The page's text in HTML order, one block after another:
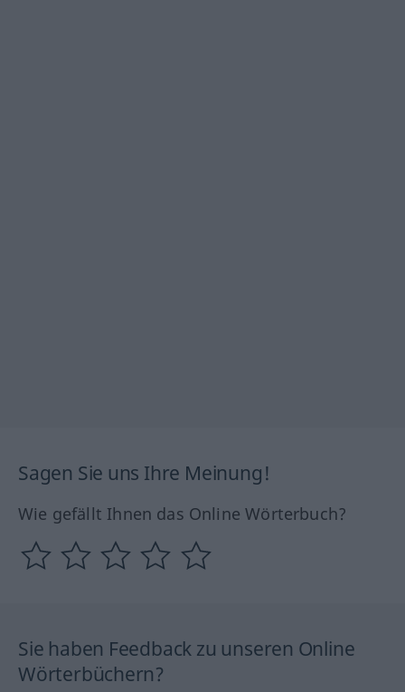
Sagen Sie uns Ihre Meinung!
Wie gefällt Ihnen das Online Wörterbuch?
Sie haben Feedback zu unseren Online
Wörterbüchern?